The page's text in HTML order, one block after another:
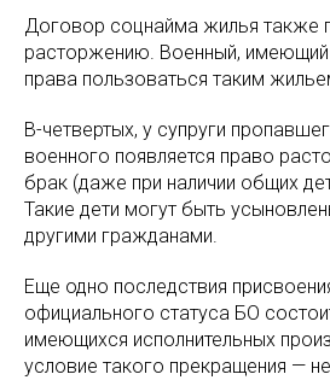
Договор соцнайма жилья также
расторжению. Военный, имеющий
права пользоваться таким
В-четвертых, у супруги
военного появляется право
брак (даже при наличии общих
Такие дети могут быть
другими гражданами.
Еще одно последствия
официального статуса БО
имеющихся исполнительных
условие такого прекращения —